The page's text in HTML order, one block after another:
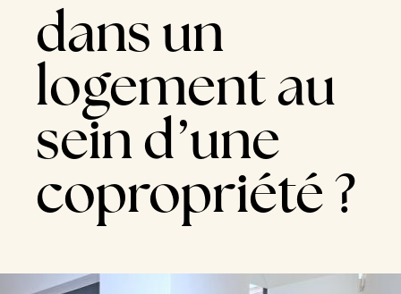
dans un
logement au
sein d’une
copropriété ?